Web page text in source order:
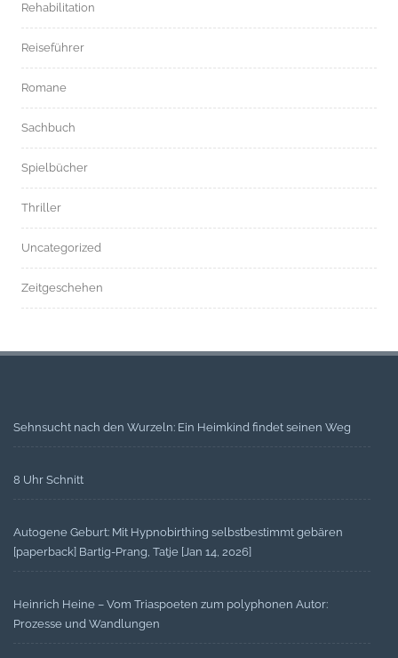
Rehabilitation
Reiseführer
Romane
Sachbuch
Spielbücher
Thriller
Uncategorized
Zeitgeschehen
Sehnsucht nach den Wurzeln: Ein Heimkind findet seinen Weg
8 Uhr Schnitt
Autogene Geburt: Mit Hypnobirthing selbstbestimmt gebären
[paperback] Bartig-Prang, Tatje [Jan 14, 2026]
Heinrich Heine – Vom Triaspoeten zum polyphonen Autor:
Prozesse und Wandlungen